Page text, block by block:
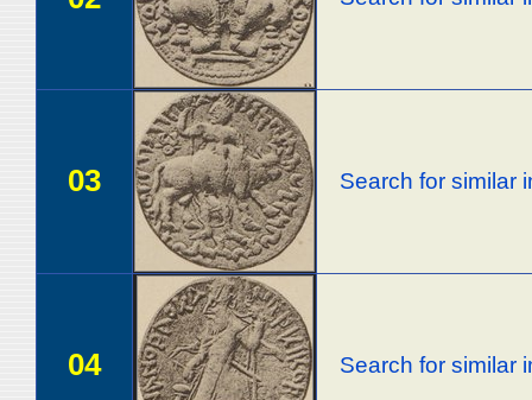
03 Search for similar
04 Search for similar